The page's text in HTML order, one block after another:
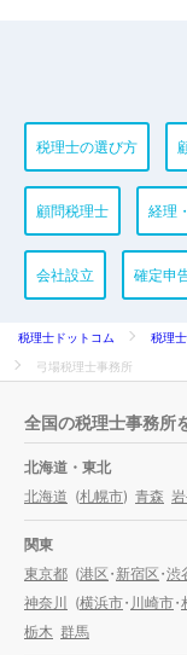
税理士の選び方
顧問税理士 経理
会社設立 確定申
税理士ドットコム 税理
弓場税理士事務所
全国の税理士事務所
北海道・東北
北海道 (札幌市) 青森
関東
東京都 (港区・新宿区・渋
神奈川 (横浜市・川崎市・
栃木 群馬